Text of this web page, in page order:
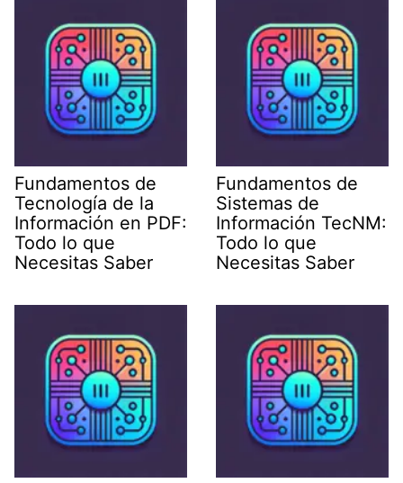
Fundamentos de
Tecnología de la
Información en PDF:
Todo lo que
Necesitas Saber
Fundamentos de
Sistemas de
Información TecNM:
Todo lo que
Necesitas Saber